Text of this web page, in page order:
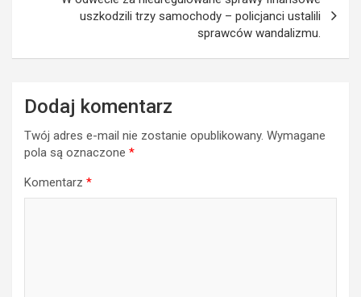
uszkodzili trzy samochody – policjanci ustalili
sprawców wandalizmu.
Dodaj komentarz
Twój adres e-mail nie zostanie opublikowany. Wymagane
pola są oznaczone *
Komentarz *